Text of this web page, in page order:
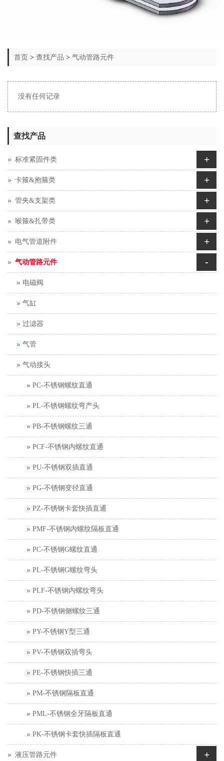
首页 > 查找产品 > 气动管路元件
没有任何记录
查找产品
标准紧固件类 +
卡箍&抱箍类 +
管夹&支架类 +
喉箍&扎带类 +
电气管道附件 +
气动管路元件 -
电磁阀
气缸
过滤器
气管
气动接头
PC-不锈钢螺纹直通
PL-不锈钢螺纹弯产头
PB-不锈钢螺纹三通
PCF-不锈钢内螺纹直通
PU-不锈钢双插直通
PG-不锈钢变径直通
PZ-不锈钢卡套快插直通
PMF-不锈钢内螺纹隔板直通
PC-不锈钢G螺纹直通
PL-不锈钢G螺纹弯头
PLF-不锈钢内螺纹弯头
PD-不锈钢侧螺纹三通
PY-不锈钢Y型三通
PV-不锈钢双插弯头
PE-不锈钢快插三通
PM-不锈钢隔板直通
PML-不锈钢全牙隔板直通
PK-不锈钢卡套快插隔板直通
液压管路元件 +